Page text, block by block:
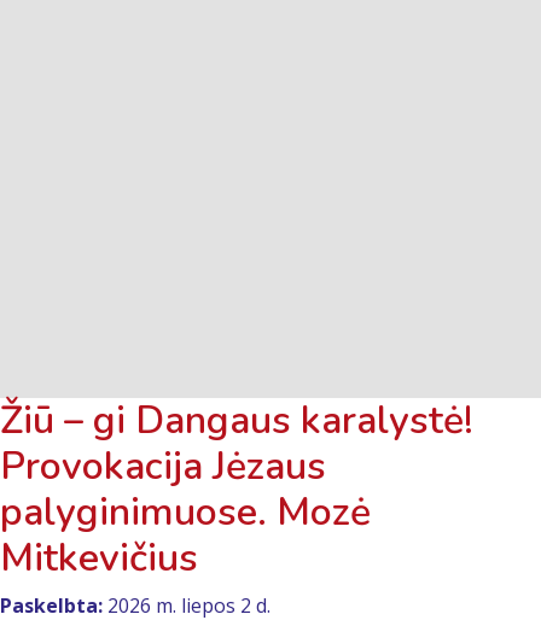
Žiū – gi Dangaus karalystė!
Provokacija Jėzaus
palyginimuose. Mozė
Mitkevičius
Paskelbta: 2026 m. liepos 2 d.